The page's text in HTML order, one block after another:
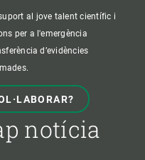
al jove talent científic i
per a l'emergència
d’evidències
notícia